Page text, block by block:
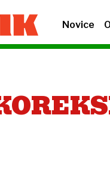
Novice